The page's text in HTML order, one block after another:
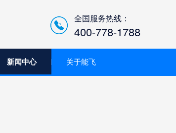
全国服务热线：
400-778-1788
新闻中心 关于能飞